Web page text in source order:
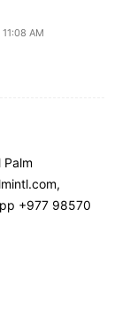
AM
+977 98570